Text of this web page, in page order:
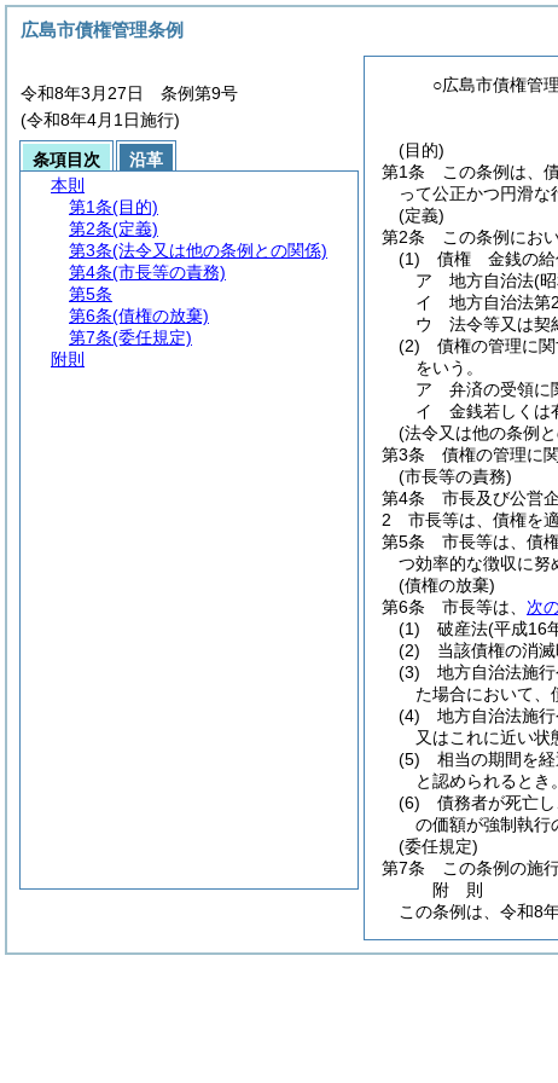
○広島市債権管
(目的)
第1条
この条例は、
って公正かつ円滑な
(定義)
第2条
この条例におい
(1)
債権 金銭の給
ア
地方自治法(
イ
地方自治法第
ウ
法令等又は契
(2)
債権の管理に
をいう。
ア
弁済の受領に
イ
金銭若しくは
(法令又は他の条例
第3条
債権の管理に
(市長等の責務)
第4条
市長及び公営
2
市長等は、債権を
第5条
市長等は、債
つ効率的な徴収に努
(債権の放棄)
第6条
市長等は、 次
(1)
破産法(平成16
(2)
当該債権の消
(3)
地方自治法施
た場合において、
(4)
地方自治法施
又はこれに近い状
(5)
相当の期間を
と認められるとき。
(6)
債務者が死亡
の価額が強制執行
(委任規定)
第7条
この条例の施
附 則
この条例は、令和8
広島市債権管理条例
令和8年3月27日 条例第9号
(令和8年4月1日施行)
条項目次
沿革
本則
第1条(目的)
第2条(定義)
第3条(法令又は他の条例との関係)
第4条(市長等の責務)
第5条
第6条(債権の放棄)
第7条(委任規定)
附則